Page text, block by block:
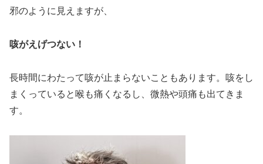
邪のように見えますが、
咳がえげつない！
長時間にわたって咳が止まらないこともあります。咳をし
まくっていると喉も痛くなるし、微熱や頭痛も出てきま
す。